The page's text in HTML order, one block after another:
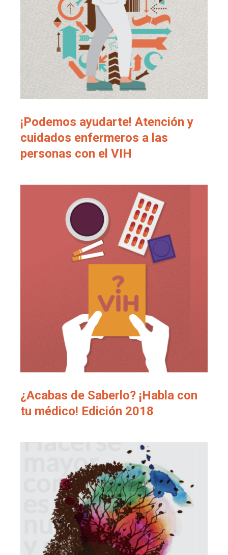
¡Podemos ayudarte! Atención y
cuidados enfermeros a las
personas con el VIH
¿Acabas de Saberlo? ¡Habla con
tu médico! Edición 2018